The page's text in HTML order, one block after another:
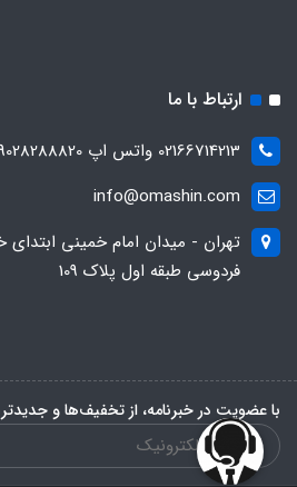
ارتباط با ما
02166714213 واتس اپ 09028288820
info@omashin.com
تهران - میدان امام خمینی ابتدای
فردوسی طبقه اول پلاک 109
با عضویت در خبرنامه، از تخفیف‌ها و